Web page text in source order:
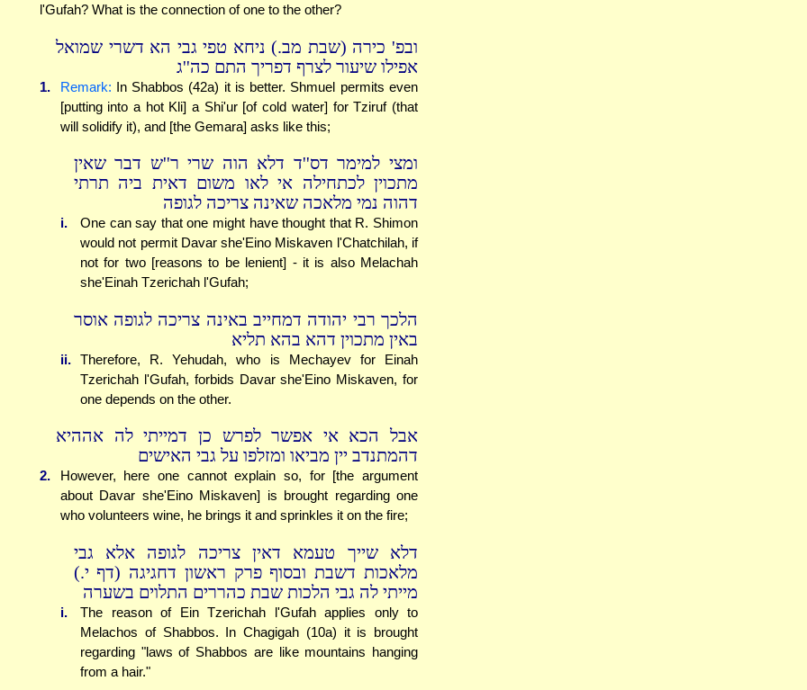
l'Gufah? What is the connection of one to the other?
ובפ' כירה (שבת מב.) ניחא טפי גבי הא דשרי שמואל
אפילו שיעור לצרף דפריך התם כה''ג
1. Remark: In Shabbos (42a) it is better. Shmuel permits even
[putting into a hot Kli] a Shi'ur [of cold water] for Tziruf (that
will solidify it), and [the Gemara] asks like this;
ומצי למימר דס''ד דלא הוה שרי ר''ש דבר שאין
מתכוין לכתחילה אי לאו משום דאית ביה תרתי
דהוה נמי מלאכה שאינה צריכה לגופה
i.
One can say that one might have thought that R. Shimon
would not permit Davar she'Eino Miskaven l'Chatchilah, if
not for two [reasons to be lenient] - it is also Melachah
she'Einah Tzerichah l'Gufah;
הלכך רבי יהודה דמחייב באינה צריכה לגופה אוסר
באין מתכוין דהא בהא תליא
ii.
Therefore, R. Yehudah, who is Mechayev for Einah
Tzerichah l'Gufah, forbids Davar she'Eino Miskaven, for
one depends on the other.
אבל הכא אי אפשר לפרש כן דמייתי לה אההיא
דהמתנדב יין מביאו ומזלפו על גבי האישים
2.
However, here one cannot explain so, for [the argument
about Davar she'Eino Miskaven] is brought regarding one
who volunteers wine, he brings it and sprinkles it on the fire;
דלא שייך טעמא דאין צריכה לגופה אלא גבי
מלאכות דשבת ובסוף פרק ראשון דחגיגה (דף י.)
מייתי לה גבי הלכות שבת כהררים התלוים בשערה
i.
The reason of Ein Tzerichah l'Gufah applies only to
Melachos of Shabbos. In Chagigah (10a) it is brought
regarding "laws of Shabbos are like mountains hanging
from a hair."